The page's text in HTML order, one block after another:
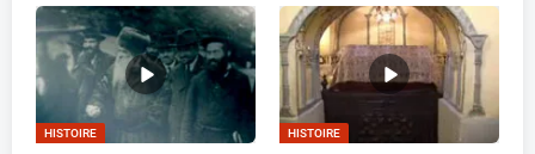
HISTOIRE HISTOIRE